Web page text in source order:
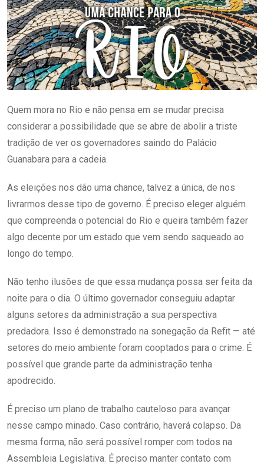
Quem mora no Rio e não pensa em se mudar precisa
considerar a possibilidade que se abre de abolir a triste
tradição de ver os governadores saindo do Palácio
Guanabara para a cadeia.
As eleições nos dão uma chance, talvez a única, de nos
livrarmos desse tipo de governo. É preciso eleger alguém
que compreenda o potencial do Rio e queira também fazer
algo decente por um estado que vem sendo saqueado ao
longo do tempo.
Não tenho ilusões de que essa mudança possa ser feita da
noite para o dia. O último governador conseguiu adaptar
alguns setores da administração a sua perspectiva
predadora. Isso é demonstrado na sonegação da Refit — até
setores do meio ambiente foram cooptados para o crime. É
possível que grande parte da administração tenha
apodrecido.
É preciso um plano de trabalho cauteloso para avançar
nesse campo minado. Caso contrário, haverá colapso. Da
mesma forma, não será possível romper com todos na
Assembleia Legislativa. É preciso manter contato com